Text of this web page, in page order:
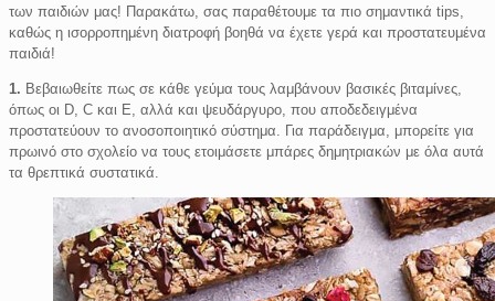
των παιδιών μας! Παρακάτω, σας παραθέτουμε τα πιο σημαντικά tips,
καθώς η ισορροπημένη διατροφή βοηθά να έχετε γερά και προστατευμένα
παιδιά!
1. Βεβαιωθείτε πως σε κάθε γεύμα τους λαμβάνουν βασικές βιταμίνες,
όπως οι D, C και Ε, αλλά και ψευδάργυρο, που αποδεδειγμένα
προστατεύουν το ανοσοποιητικό σύστημα. Για παράδειγμα, μπορείτε για
πρωινό στο σχολείο να τους ετοιμάσετε μπάρες δημητριακών με όλα αυτά
τα θρεπτικά συστατικά.